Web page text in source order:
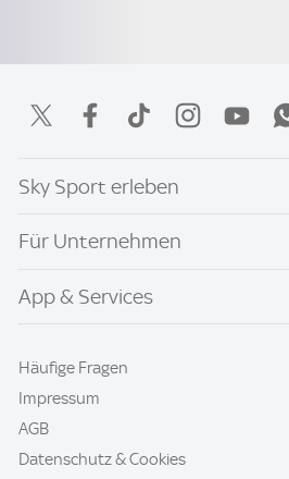
Sky Sport erleben
Für Unternehmen
App & Services
Häufige Fragen
Impressum
AGB
Datenschutz & Cookies